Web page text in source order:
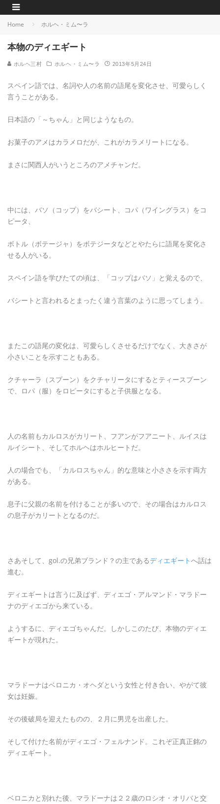
Home ホルヘ・ミム〜ラ
本物のディエギート
ホルヘ三村 ホルヘ・ミム〜ラ 2013年5月24日
スペイン語では、名詞や人の名前の語尾を変化させ、可愛らしく
言うことがある。
日本語の「～ちゃん」と同じようなもの。
お菓子のアメはカラメロだが、これがカラメリートになる。
まさに関西人がいうところのアメチャンだ。
中には、バソ（コップ）をバシート、コパ（ワイングラス）をコ
ピータ、
ボトル（ボテージャ）をボテジータなどとやたらに語尾を変化さ
せる人がいる。
スペイン語を学びたての頃は、「コップはバソ」と覚えるので、
バシートと言われるとまったく違う言葉のように思ってしまう。
またこの語尾の変化は、可愛らしくさせるだけでなく、大きさが
小さいことを示すこともある。
クチャーラ（スプーン）をクチャリータにするとティースプーン
で、ロパ（服）をロピータにすると子供服となる。
人の名前もカルロスがカリート、フアンがフアニート、ルイスは
ルイシート、そしてホルヘはホルヒートだ。
人の場合でも、「カルロスちゃん」的な意味と小ささを示す両方
がある。
息子に父親の名前を付けることが多いので、その場合はカルロス
の息子がカリートとなるのだ。
さあそして、gol.の兄弟ブランド？の主であるディエギートへ話は
進む。
ディエギートは言うに及ばず、ディエゴ・アルマンド・マラドー
ナのディエゴから来ている。
ようするに、ディエゴちゃんだ。しかしこのたび、本物のディエ
ギートが現れた。
マラドーナはベロニカ・オヘダという女性と付き合い、やがて彼
女は妊娠。
その後破局を迎えたものの、２月に男児を出産した。
そして付けた名前がディエゴ・フェルナンド。これぞ正真正銘の
ディエギート。
ベロニカと別れた後、マラドーナは２２歳のロシオ・オリバと交